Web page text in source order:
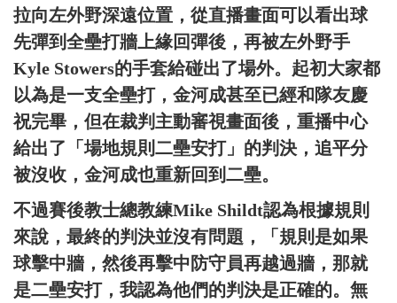
拉向左外野深遠位置，從直播畫面可以看出球
先彈到全壘打牆上緣回彈後，再被左外野手
Kyle Stowers的手套給碰出了場外。起初大家都
以為是一支全壘打，金河成甚至已經和隊友慶
祝完畢，但在裁判主動審視畫面後，重播中心
給出了「場地規則二壘安打」的判決，追平分
被沒收，金河成也重新回到二壘。
不過賽後教士總教練Mike Shildt認為根據規則
來說，最終的判決並沒有問題，「規則是如果
球擊中牆，然後再擊中防守員再越過牆，那就
是二壘安打，我認為他們的判決是正確的。無